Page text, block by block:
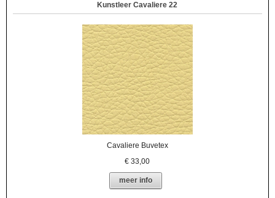
Kunstleer Cavaliere 22
Cavaliere Buvetex
€33,00
meer info